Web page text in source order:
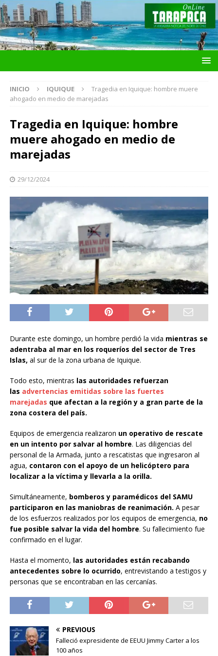
INICIO IQUIQUE
Tragedia en Iquique: hombre muere
ahogado en medio de marejadas
Tragedia en Iquique: hombre
muere ahogado en medio de
marejadas
29/12/2024
Durante este domingo, un hombre perdió la vida mientras se
adentraba al mar en los roqueríos del sector de Tres
Islas, al sur de la zona urbana de Iquique.
Todo esto, mientras las autoridades refuerzan
las advertencias emitidas sobre las fuertes
marejadas que afectan a la región y a gran parte de la
zona costera del país.
Equipos de emergencia realizaron un operativo de rescate
en un intento por salvar al hombre. Las diligencias del
personal de la Armada, junto a rescatistas que ingresaron al
agua, contaron con el apoyo de un helicóptero para
localizar a la víctima y llevarla a la orilla.
Simultáneamente, bomberos y paramédicos del SAMU
participaron en las maniobras de reanimación. A pesar
de los esfuerzos realizados por los equipos de emergencia, no
fue posible salvar la vida del hombre. Su fallecimiento fue
confirmado en el lugar.
Hasta el momento, las autoridades están recabando
antecedentes sobre lo ocurrido, entrevistando a testigos y
personas que se encontraban en las cercanías.
PREVIOUS
Falleció expresidente de EEUU Jimmy Carter a los
100 años